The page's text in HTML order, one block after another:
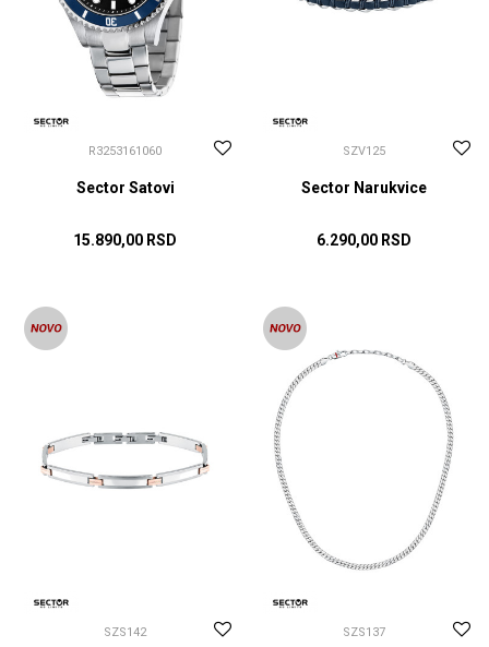
R3253161060
Sector Satovi
15.890,00 RSD
SZV125
Sector Narukvice
6.290,00 RSD
SZS142 SZS137